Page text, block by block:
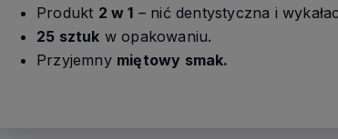
Produkt 2 w 1 – nić dentystyczna i
25 sztuk w opakowaniu.
Przyjemny miętowy smak.